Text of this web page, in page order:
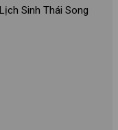
Sinh Thái Song